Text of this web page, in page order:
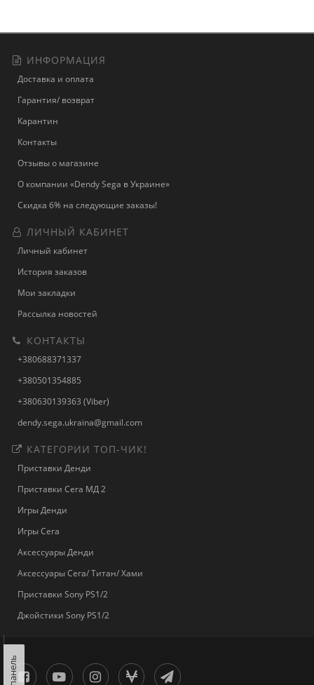
ИНФОРМАЦИЯ
Доставка и оплата
Гарантия/ возврат
Карантин
Контакты
Отзывы о магазине
О компании «Dendy Sega в Украине»
Скидка 6% на следующие заказы!
ЛИЧНЫЙ КАБИНЕТ
Личный кабинет
История заказов
Мои закладки
Рассылка новостей
КОНТАКТЫ
+380688371337
+380501354885
+380630139363 (Viber)
dendy.sega.ukraina@gmail.com
КАТЕГОРИИ ТОП-ЧИК!
Приставки Денди
Приставки Сега МД 2
Игры Денди
Игры Сега
Аксессуары Денди
Аксессуары Сега/ Титан/ Хами
Приставки Sony PS1/2
Джойстики Sony PS1/2